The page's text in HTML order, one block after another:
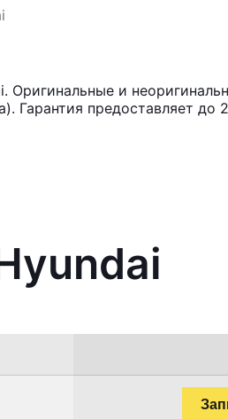
и
предоставляет до